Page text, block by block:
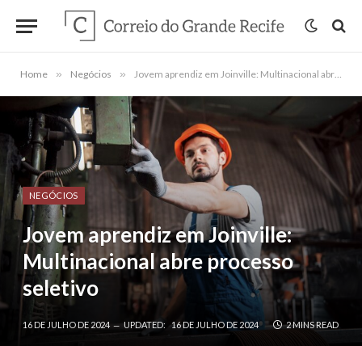
Home » Negócios » Jovem aprendiz em Joinville: Multinacional abre processo seletivo
NEGÓCIOS
Jovem aprendiz em Joinville:
Multinacional abre processo
seletivo
16 DE JULHO DE 2024 UPDATED: 16 DE JULHO DE 2024 2 MINS READ